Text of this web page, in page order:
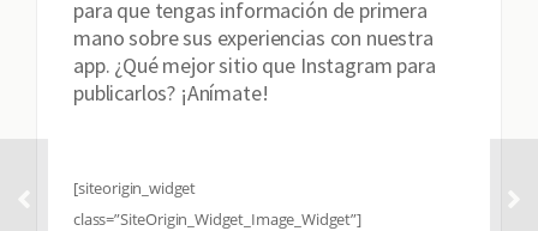
para que tengas información de primera
mano sobre sus experiencias con nuestra
app. ¿Qué mejor sitio que Instagram para
publicarlos? ¡Anímate!
[siteorigin_widget
class=”SiteOrigin_Widget_Image_Widget”]